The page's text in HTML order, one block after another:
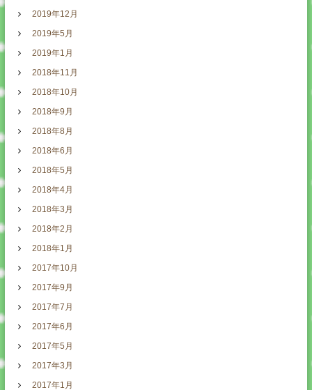
2019年12月
2019年5月
2019年1月
2018年11月
2018年10月
2018年9月
2018年8月
2018年6月
2018年5月
2018年4月
2018年3月
2018年2月
2018年1月
2017年10月
2017年9月
2017年7月
2017年6月
2017年5月
2017年3月
2017年1月